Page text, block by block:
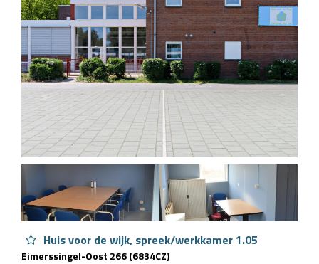
Huis voor de wijk, spreek/werkkamer 1.05
Eimerssingel-Oost 266 (6834CZ)